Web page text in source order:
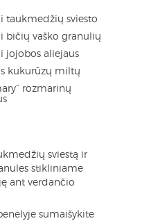
taukmedžių sviesto
bičių vaško granulių
jojobos aliejaus
kukurūzų miltų
rozmarinų
sviestą ir
stikliniame
ant verdančio
sumaišykite